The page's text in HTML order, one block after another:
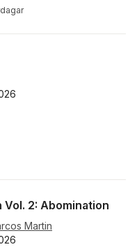
2: Abomination
Martin